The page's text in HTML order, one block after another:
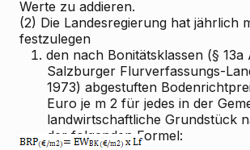
Werte zu addieren.
(2) Die Landesregierung hat jährlich
festzulegen
1. den nach Bonitätsklassen (§ 13a
Salzburger Flurverfassungs-
1973) abgestuften
Euro je m 2 für jedes in der
landwirtschaftliche Grundstück
der folgenden Formel: